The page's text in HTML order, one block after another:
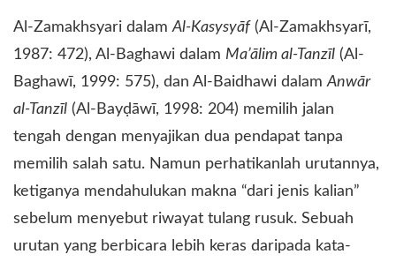
​Al-Zamakhsyari dalam Al-Kasysyāf (Al-Zamakhsyarī,
1987: 472), Al-Baghawi dalam Ma’ālim al-Tanzīl (Al-
Baghawī, 1999: 575), dan Al-Baidhawi dalam Anwār
al-Tanzīl (Al-Bayḍāwī, 1998: 204) memilih jalan
tengah dengan menyajikan dua pendapat tanpa
memilih salah satu. Namun perhatikanlah urutannya,
ketiganya mendahulukan makna “dari jenis kalian”
sebelum menyebut riwayat tulang rusuk. Sebuah
urutan yang berbicara lebih keras daripada kata-